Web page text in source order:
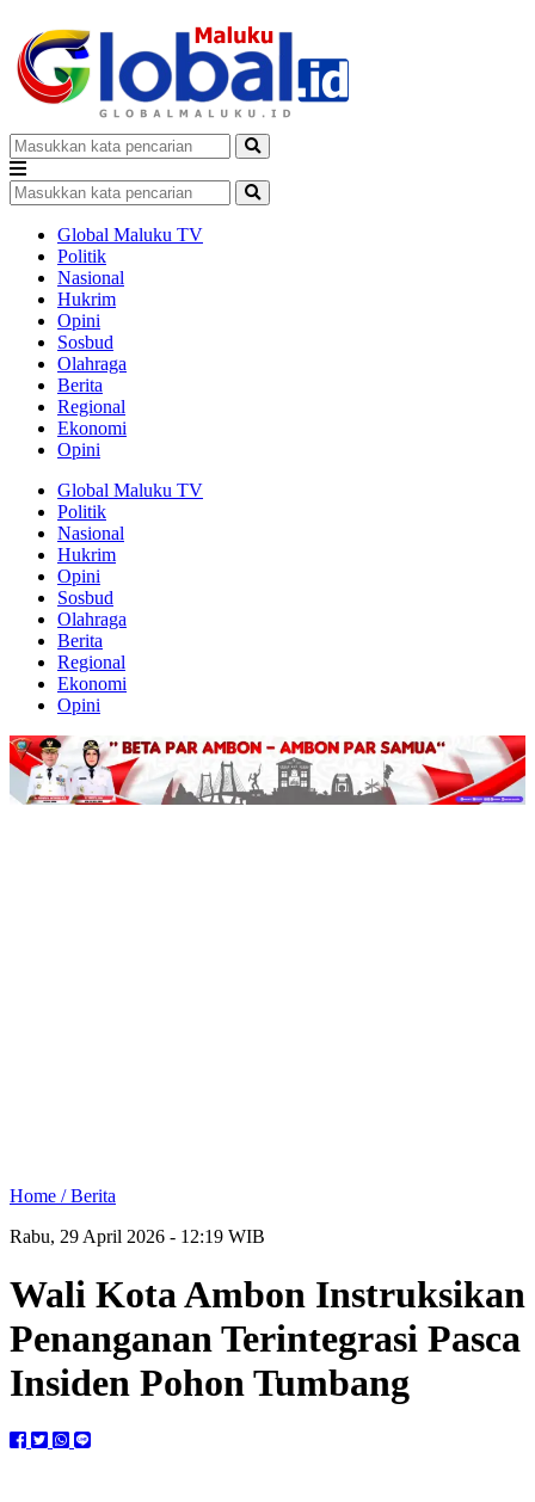
Global Maluku TV
Politik
Nasional
Hukrim
Opini
Sosbud
Olahraga
Berita
Regional
Ekonomi
Opini
Global Maluku TV
Politik
Nasional
Hukrim
Opini
Sosbud
Olahraga
Berita
Regional
Ekonomi
Opini
Home /Berita
Rabu, 29 April 2026 - 12:19 WIB
Wali Kota Ambon Instruksikan
Penanganan Terintegrasi Pasca
Insiden Pohon Tumbang